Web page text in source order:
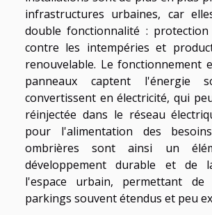
infrastructures urbaines, car
double fonctionnalité : protection
contre les intempéries et
renouvelable. Le fonctionnement
panneaux captent l'énergie
convertissent en électricité, qui
réinjectée dans le réseau
pour l'alimentation des
ombrières sont ainsi un
développement durable et de
l'espace urbain, permettant de
parkings souvent étendus et peu